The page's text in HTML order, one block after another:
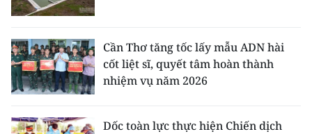
Cần Thơ tăng tốc lấy mẫu ADN hài
cốt liệt sĩ, quyết tâm hoàn thành
nhiệm vụ năm 2026
Dốc toàn lực thực hiện Chiến dịch